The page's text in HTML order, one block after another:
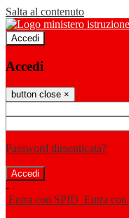
Salta al contenuto
Accedi
Accedi
button close ×
Password dimenticata?
-
Entra con SPID Entra